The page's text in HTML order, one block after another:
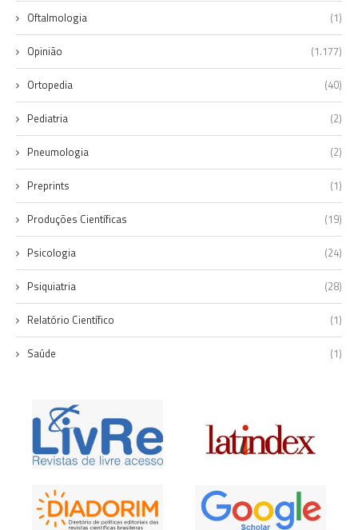
Oftalmologia (1)
Opinião (1.177)
Ortopedia (40)
Pediatria (2)
Pneumologia (2)
Preprints (1)
Produções Científicas (19)
Psicologia (24)
Psiquiatria (28)
Relatório Científico (1)
Saúde (1)